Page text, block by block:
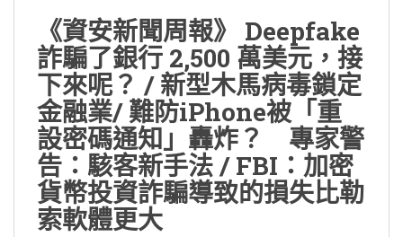
《資安新聞周報》 Deepfake
詐騙了銀行 2,500 萬美元，接
下來呢？ / 新型木馬病毒鎖定
金融業/ 難防iPhone被「重
設密碼通知」轟炸？ 專家警
告：駭客新手法 / FBI：加密
貨幣投資詐騙導致的損失比勒
索軟體更大